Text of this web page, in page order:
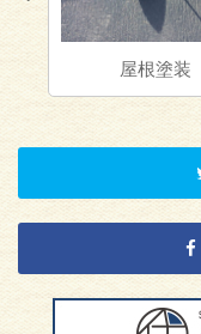
屋根塗装